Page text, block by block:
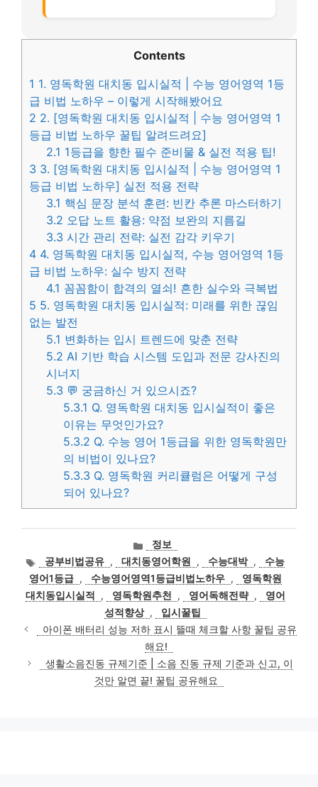
Contents
1 1. 영독학원 대치동 입시실적 | 수능 영어영역 1등
급 비법 노하우 – 이렇게 시작해봤어요
2 2. [영독학원 대치동 입시실적 | 수능 영어영역 1
등급 비법 노하우 꿀팁 알려드려요]
2.1 1등급을 향한 필수 준비물 & 실전 적용 팁!
3 3. [영독학원 대치동 입시실적 | 수능 영어영역 1
등급 비법 노하우] 실전 적용 전략
3.1 핵심 문장 분석 훈련: 빈칸 추론 마스터하기
3.2 오답 노트 활용: 약점 보완의 지름길
3.3 시간 관리 전략: 실전 감각 키우기
4 4. 영독학원 대치동 입시실적, 수능 영어영역 1등
급 비법 노하우: 실수 방지 전략
4.1 꼼꼼함이 합격의 열쇠! 흔한 실수와 극복법
5 5. 영독학원 대치동 입시실적: 미래를 위한 끊임
없는 발전
5.1 변화하는 입시 트렌드에 맞춘 전략
5.2 AI 기반 학습 시스템 도입과 전문 강사진의
시너지
5.3 💬 궁금하신 거 있으시죠?
5.3.1 Q. 영독학원 대치동 입시실적이 좋은
이유는 무엇인가요?
5.3.2 Q. 수능 영어 1등급을 위한 영독학원만
의 비법이 있나요?
5.3.3 Q. 영독학원 커리큘럼은 어떻게 구성
되어 있나요?
카
테
고
리
정보
태
그
공부비법공유 , 대치동영어학원 , 수능대박 ,
수능
영어1등급 , 수능영어영역1등급비법노하우 ,
영독학원
대치동입시실적
, 영독학원추천 , 영어독해전략 ,
영어
성적향상 ,
입시꿀팁
아이폰 배터리 성능 저하 표시 뜰때 체크할 사항 꿀팁 공유
해요!
생활소음진동 규제기준 | 소음 진동 규제 기준과 신고, 이
것만 알면 끝! 꿀팁 공유해요